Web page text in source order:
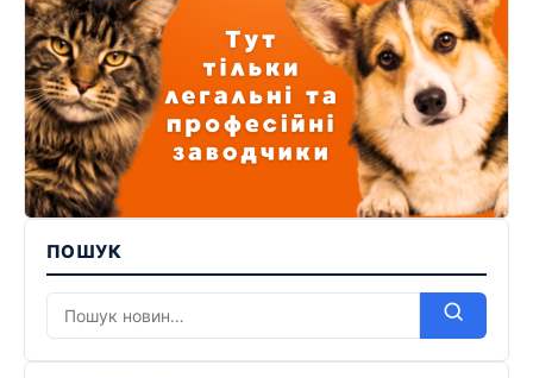
ПОШУК